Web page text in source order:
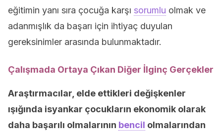
eğitimin yanı sıra çocuğa karşı sorumlu olmak ve
adanmışlık da başarı için ihtiyaç duyulan
gereksinimler arasında bulunmaktadır.
Çalışmada Ortaya Çıkan Diğer İlginç Gerçekler
Araştırmacılar, elde ettikleri değişkenler
ışığında isyankar çocukların ekonomik olarak
daha başarılı olmalarının bencil olmalarından